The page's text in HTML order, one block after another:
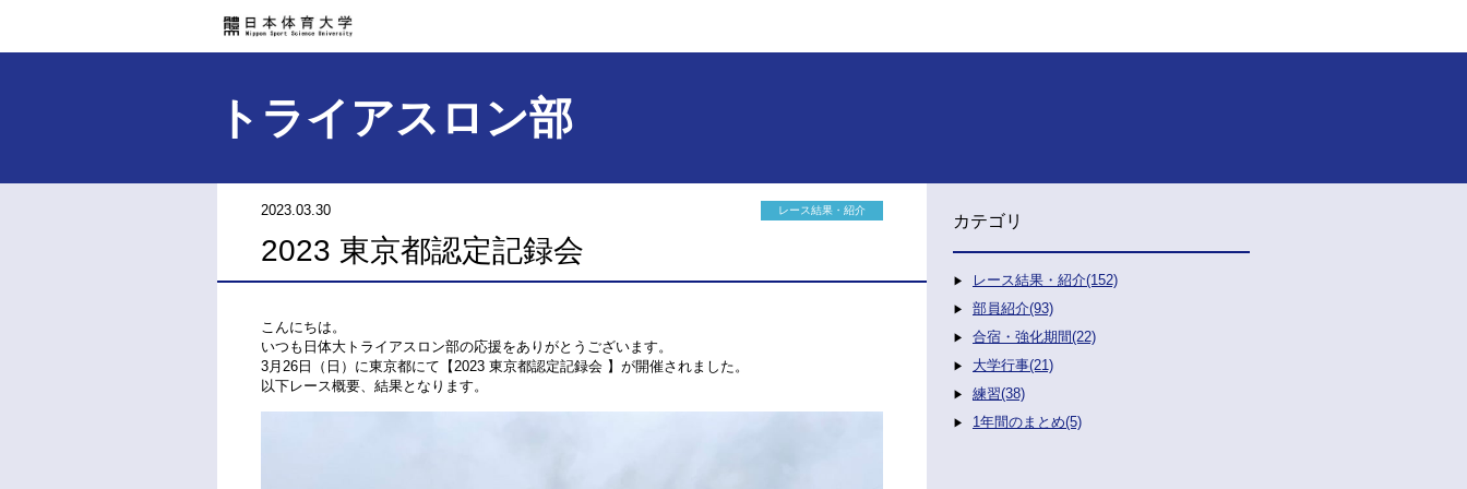
トライアスロン部
2023.03.30 レース結果・紹介
2023 東京都認定記録会
こんにちは。
いつも日体大トライアスロン部の応援をありがとうございます。
3月26日（日）に東京都にて【2023 東京都認定記録会 】が開催されました。
以下レース概要、結果となります。
カテゴリ
レース結果・紹介(152)
部員紹介(93)
合宿・強化期間(22)
大学行事(21)
練習(38)
1年間のまとめ(5)